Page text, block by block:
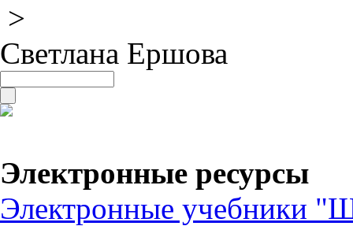
>
Светлана Ершова
Электронные ресурсы
Электронные учебники